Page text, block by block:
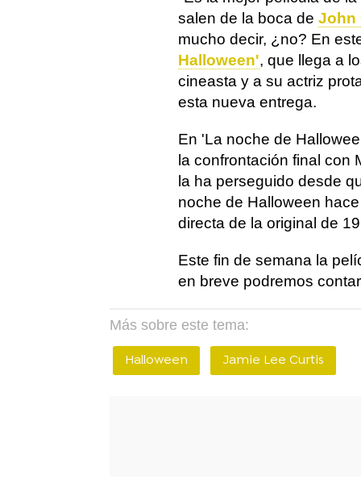
salen de la boca de John
mucho decir, ¿no? En
Halloween', que llega a
cineasta y a su actriz
esta nueva entrega.
En 'La noche de
la confrontación final con
la ha perseguido desde
noche de Halloween
directa de la original de
Este fin de semana la
en breve podremos
Más sobre este tema:
Halloween Jamie Lee Curtis